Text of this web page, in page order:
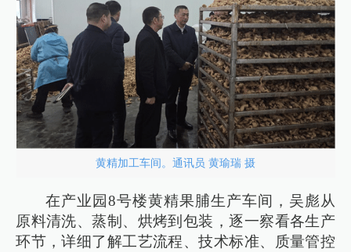
黄精加工车间。通讯员 黄瑜瑞 摄
在产业园8号楼黄精果脯生产车间，吴彪从
原料清洗、蒸制、烘烤到包装，逐一察看各生产
环节，详细了解工艺流程、技术标准、质量管控